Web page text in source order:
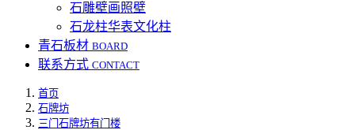
石雕壁画照壁
石龙柱华表文化柱
青石板材 BOARD
联系方式 CONTACT
首页
石牌坊
三门石牌坊有门楼